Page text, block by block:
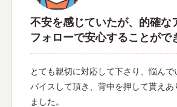
不安を感じていたが、的確な
フォローで安心することがで
とても親切に対応して下さり、悩んで
バイスして頂き、背中を押して貰えあ
ました。